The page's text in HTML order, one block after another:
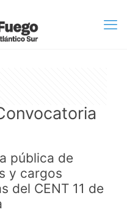
pública de
y cargos
del CENT 11 de